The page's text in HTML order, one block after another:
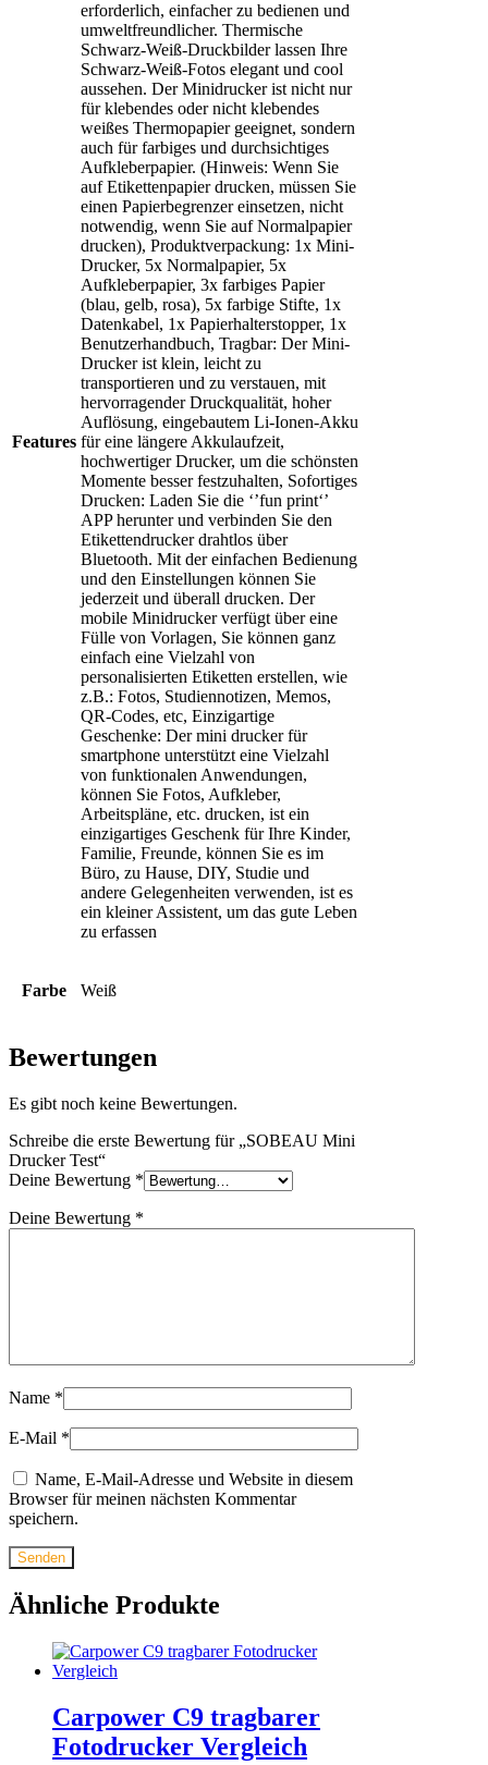
Features
erforderlich, einfacher zu bedienen und
umweltfreundlicher. Thermische
Schwarz-Weiß-Druckbilder lassen Ihre
Schwarz-Weiß-Fotos elegant und cool
aussehen. Der Minidrucker ist nicht nur
für klebendes oder nicht klebendes
weißes Thermopapier geeignet, sondern
auch für farbiges und durchsichtiges
Aufkleberpapier. (Hinweis: Wenn Sie
auf Etikettenpapier drucken, müssen Sie
einen Papierbegrenzer einsetzen, nicht
notwendig, wenn Sie auf Normalpapier
drucken), Produktverpackung: 1x Mini-
Drucker, 5x Normalpapier, 5x
Aufkleberpapier, 3x farbiges Papier
(blau, gelb, rosa), 5x farbige Stifte, 1x
Datenkabel, 1x Papierhalterstopper, 1x
Benutzerhandbuch, Tragbar: Der Mini-
Drucker ist klein, leicht zu
transportieren und zu verstauen, mit
hervorragender Druckqualität, hoher
Auflösung, eingebautem Li-Ionen-Akku
für eine längere Akkulaufzeit,
hochwertiger Drucker, um die schönsten
Momente besser festzuhalten, Sofortiges
Drucken: Laden Sie die ‘’fun print‘’
APP herunter und verbinden Sie den
Etikettendrucker drahtlos über
Bluetooth. Mit der einfachen Bedienung
und den Einstellungen können Sie
jederzeit und überall drucken. Der
mobile Minidrucker verfügt über eine
Fülle von Vorlagen, Sie können ganz
einfach eine Vielzahl von
personalisierten Etiketten erstellen, wie
z.B.: Fotos, Studiennotizen, Memos,
QR-Codes, etc, Einzigartige
Geschenke: Der mini drucker für
smartphone unterstützt eine Vielzahl
von funktionalen Anwendungen,
können Sie Fotos, Aufkleber,
Arbeitspläne, etc. drucken, ist ein
einzigartiges Geschenk für Ihre Kinder,
Familie, Freunde, können Sie es im
Büro, zu Hause, DIY, Studie und
andere Gelegenheiten verwenden, ist es
ein kleiner Assistent, um das gute Leben
zu erfassen
Farbe Weiß
Bewertungen
Es gibt noch keine Bewertungen.
Schreibe die erste Bewertung für „SOBEAU Mini
Drucker Test“
Deine Bewertung *
Deine Bewertung *
Name *
E-Mail *
Name, E-Mail-Adresse und Website in diesem
Browser für meinen nächsten Kommentar
speichern.
Ähnliche Produkte
Carpower C9 tragbarer
Fotodrucker Vergleich